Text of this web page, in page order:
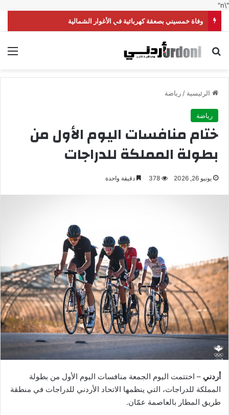
"\n"
وفاة خمسيني بصعقة كهربائية في الأغوار الشمالية
بحث عن
الرئيسية /رياضة
رياضة
ختام منافسات اليوم الأول من
بطولة المملكة للدراجات
يونيو 26, 2026 378 دقيقة واحدة
أردني – اختتمت اليوم الجمعة منافسات اليوم الأول من بطولة
المملكة للدراجات، التي ينظمها الاتحاد الأردني للدراجات في منطقة
طريق المطار بالعاصمة عمّان.